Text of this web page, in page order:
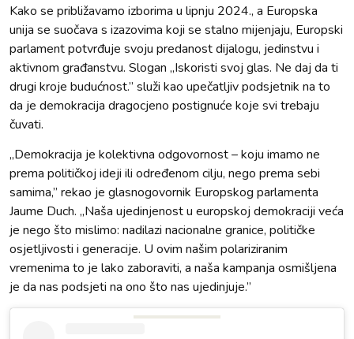
Kako se približavamo izborima u lipnju 2024., a Europska
unija se suočava s izazovima koji se stalno mijenjaju, Europski
parlament potvrđuje svoju predanost dijalogu, jedinstvu i
aktivnom građanstvu. Slogan „Iskoristi svoj glas. Ne daj da ti
drugi kroje budućnost.” služi kao upečatljiv podsjetnik na to
da je demokracija dragocjeno postignuće koje svi trebaju
čuvati.
„Demokracija je kolektivna odgovornost – koju imamo ne
prema političkoj ideji ili određenom cilju, nego prema sebi
samima,” rekao je glasnogovornik Europskog parlamenta
Jaume Duch. „Naša ujedinjenost u europskoj demokraciji veća
je nego što mislimo: nadilazi nacionalne granice, političke
osjetljivosti i generacije. U ovim našim polariziranim
vremenima to je lako zaboraviti, a naša kampanja osmišljena
je da nas podsjeti na ono što nas ujedinjuje.”